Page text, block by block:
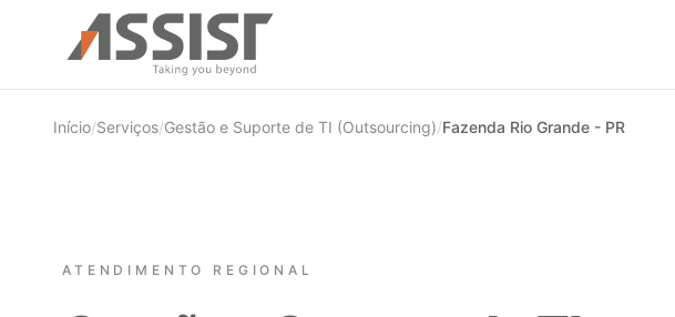
Ir direto para o conteúdo
Início/Serviços/Gestão e Suporte de TI (Outsourcing)/Fazenda Rio Grande - PR
ATENDIMENTO REGIONAL